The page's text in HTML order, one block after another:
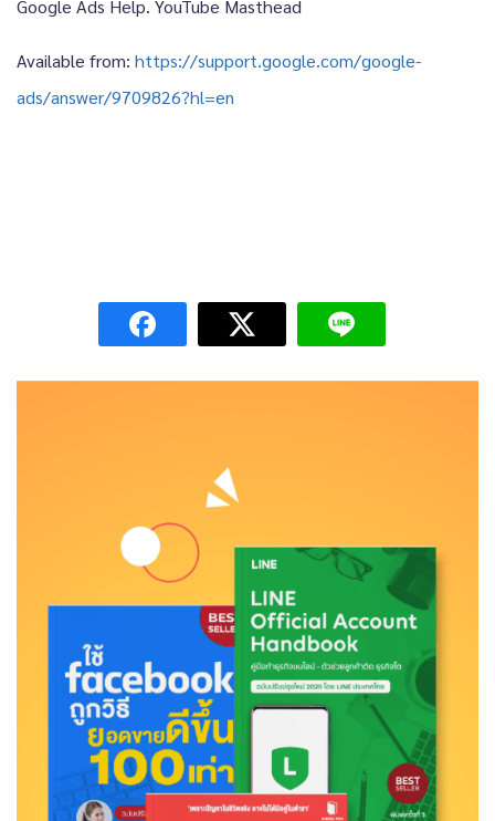
Google Ads Help. YouTube Masthead
Available from: https://support.google.com/google-
ads/answer/9709826?hl=en